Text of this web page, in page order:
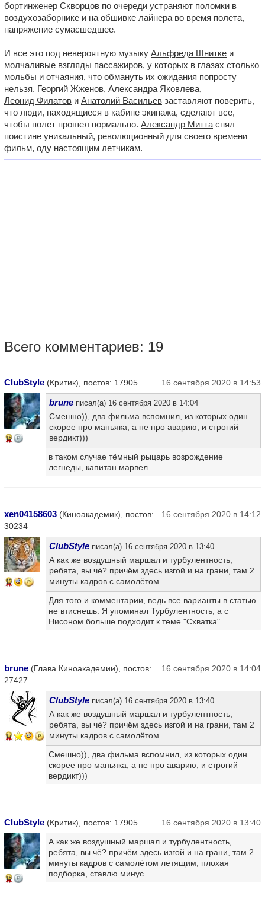
бортинженер Скворцов по очереди устраняют поломки в
воздухозаборнике и на обшивке лайнера во время полета,
напряжение сумасшедшее.
И все это под невероятную музыку Альфреда Шнитке и
молчаливые взгляды пассажиров, у которых в глазах столько
мольбы и отчаяния, что обмануть их ожидания попросту
нельзя. Георгий Жженов, Александра Яковлева,
Леонид Филатов и Анатолий Васильев заставляют поверить,
что люди, находящиеся в кабине экипажа, сделают все,
чтобы полет прошел нормально. Александр Митта снял
поистине уникальный, революционный для своего времени
фильм, оду настоящим летчикам.
Всего комментариев: 19
ClubStyle (Критик), постов: 17905 16 сентября 2020 в 14:53
15
brune писал(а) 16 сентября 2020 в 14:04
Смешно)), два фильма вспомнил, из которых один
скорее про маньяка, а не про аварию, и строгий
вердикт)))
в таком случае тёмный рыцарь возрождение
легнеды, капитан марвел
xen04158603 (Киноакадемик), постов:
30234
16 сентября 2020 в 14:12
15
ClubStyle писал(а) 16 сентября 2020 в 13:40
А как же воздушный маршал и турбулентность,
ребята, вы чё? причём здесь изгой и на грани, там 2
минуты кадров с самолётом ...
Для того и комментарии, ведь все варианты в статью
не втиснешь. Я упоминал Турбулентность, а с
Нисоном больше подходит к теме "Схватка".
brune (Глава Киноакадемии), постов:
27427
16 сентября 2020 в 14:04
17
ClubStyle писал(а) 16 сентября 2020 в 13:40
А как же воздушный маршал и турбулентность,
ребята, вы чё? причём здесь изгой и на грани, там 2
минуты кадров с самолётом ...
Смешно)), два фильма вспомнил, из которых один
скорее про маньяка, а не про аварию, и строгий
вердикт)))
ClubStyle (Критик), постов: 17905 16 сентября 2020 в 13:40
15
А как же воздушный маршал и турбулентность,
ребята, вы чё? причём здесь изгой и на грани, там 2
минуты кадров с самолётом летящим, плохая
подборка, ставлю минус